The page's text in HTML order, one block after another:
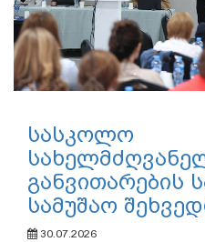
სასკოლო
განვითარების
სამუშაო
30.07.2026